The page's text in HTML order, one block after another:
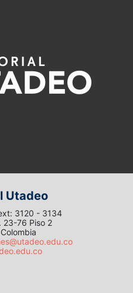
Utadeo
3120 - 3134
23-76 Piso 2